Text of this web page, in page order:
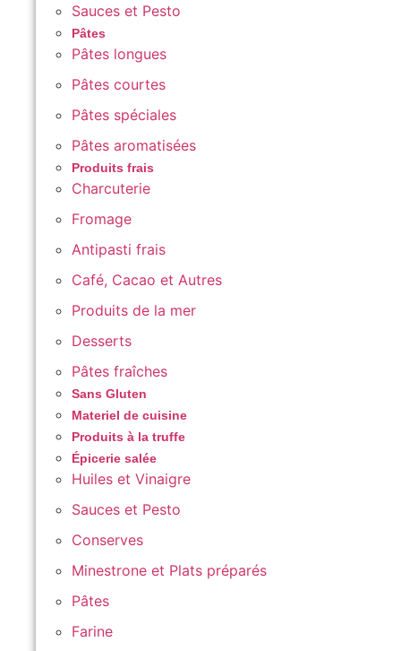
Sauces et Pesto
Pâtes
Pâtes longues
Pâtes courtes
Pâtes spéciales
Pâtes aromatisées
Produits frais
Charcuterie
Fromage
Antipasti frais
Café, Cacao et Autres
Produits de la mer
Desserts
Pâtes fraîches
Sans Gluten
Materiel de cuisine
Produits à la truffe
Épicerie salée
Huiles et Vinaigre
Sauces et Pesto
Conserves
Minestrone et Plats préparés
Pâtes
Farine